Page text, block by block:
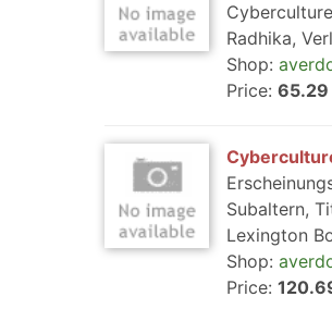
Radhika,
Shop:
Price: 65.29
Subaltern,
Lexington
Shop:
Price: